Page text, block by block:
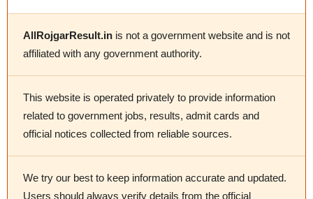
AllRojgarResult.in is not a government website and is not
affiliated with any government authority.
This website is operated privately to provide information
related to government jobs, results, admit cards and
official notices collected from reliable sources.
We try our best to keep information accurate and updated.
Users should always verify details from the official